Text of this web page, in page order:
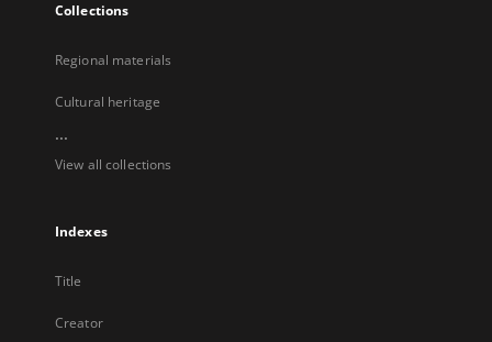
Collections
Regional materials
Cultural heritage
...
View all collections
Indexes
Title
Creator